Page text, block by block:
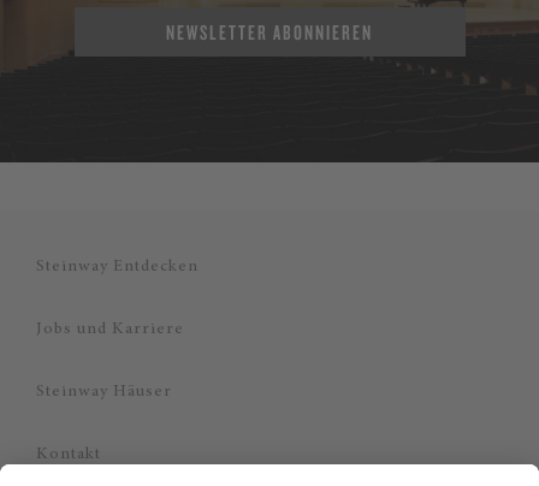
NEWSLETTER ABONNIEREN
Steinway Entdecken
Jobs und Karriere
Steinway Häuser
Kontakt